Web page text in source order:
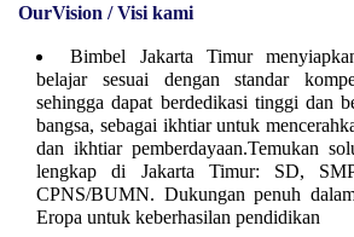
OurVision / Visi kami
Bimbel Jakarta Timur
belajar sesuai dengan standar
sehingga dapat berdedikasi tinggi dan
bangsa, sebagai ikhtiar untuk
dan ikhtiar pemberdayaan.Temukan
lengkap di Jakarta Timur: SD,
CPNS/BUMN. Dukungan penuh
Eropa untuk keberhasilan pendidikan